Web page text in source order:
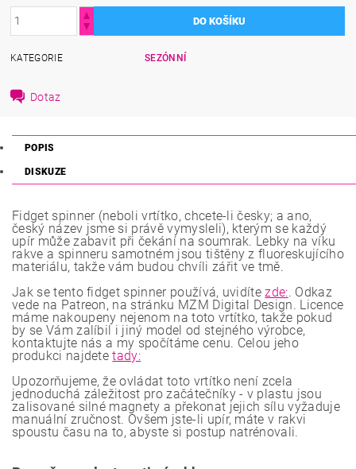
KATEGORIE SEZÓNNÍ
Dotaz
POPIS
DISKUZE
Fidget spinner (neboli vrtítko, chcete-li česky; a ano,
český název jsme si právě vymysleli), kterým se každý
upír může zabavit při čekání na soumrak. Lebky na víku
rakve a spinneru samotném jsou tištěny z fluoreskujícího
materiálu, takže vám budou chvíli zářit ve tmě.
Jak se tento fidget spinner používá, uvidítezde:. Odkaz
vede na Patreon, na stránku MZM Digital Design. Licence
máme nakoupeny nejenom na toto vrtítko, takže pokud
by se Vám zalíbil i jiný model od stejného výrobce,
kontaktujte nás a my spočítáme cenu. Celou jeho
produkci najdetetady:
Upozorňujeme, že ovládat toto vrtítko není zcela
jednoduchá záležitost pro začátečníky - v plastu jsou
zalisované silné magnety a překonat jejich sílu vyžaduje
manuální zručnost. Ovšem jste-li upír, máte v rakvi
spoustu času na to, abyste si postup natrénovali.